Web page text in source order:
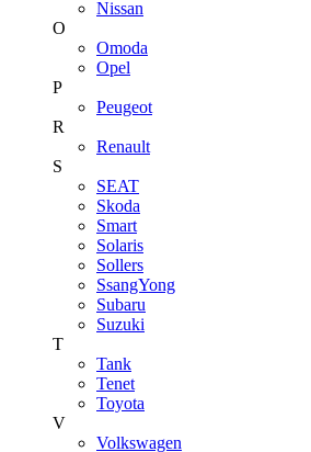
Nissan
O
Omoda
Opel
P
Peugeot
R
Renault
S
SEAT
Skoda
Smart
Solaris
Sollers
SsangYong
Subaru
Suzuki
T
Tank
Tenet
Toyota
V
Volkswagen